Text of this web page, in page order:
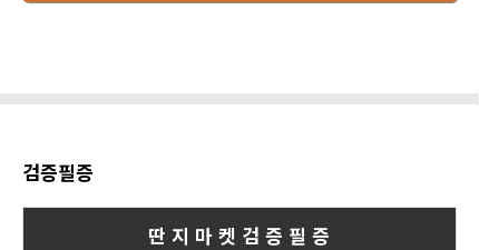
검증필증
딴 지 마 켓 검 증 필 증